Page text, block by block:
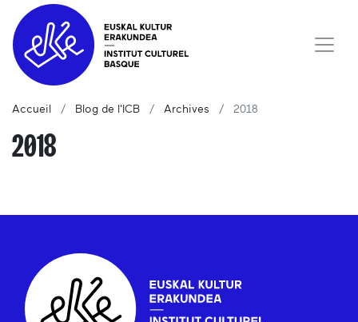
Accueil Blog de l'ICB Archives 2018
2018